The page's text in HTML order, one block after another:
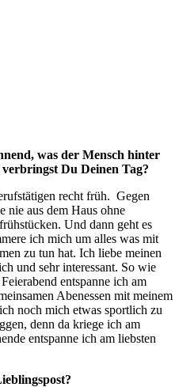
was der Mensch hinter
Du Deinen Tag?
recht früh. Gegen
nie aus dem Haus ohne
Und dann geht es
ich mich um alles was mit
zu tun hat. Ich liebe meinen
und sehr interessant. So wie
entspanne ich am
Abenessen mit meinem
noch mich etwas sportlich zu
denn da kriege ich am
entspanne ich am liebsten